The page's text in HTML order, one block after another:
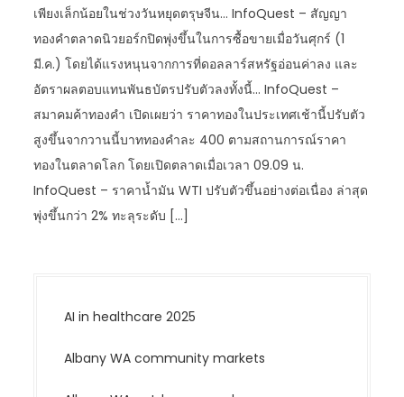
เพียงเล็กน้อยในช่วงวันหยุดตรุษจีน… InfoQuest – สัญญา
ทองคำตลาดนิวยอร์กปิดพุ่งขึ้นในการซื้อขายเมื่อวันศุกร์ (1
มี.ค.) โดยได้แรงหนุนจากการที่ดอลลาร์สหรัฐอ่อนค่าลง และ
อัตราผลตอบแทนพันธบัตรปรับตัวลงทั้งนี้… InfoQuest –
สมาคมค้าทองคำ เปิดเผยว่า ราคาทองในประเทศเช้านี้ปรับตัว
สูงขึ้นจากวานนี้บาททองคำละ 400 ตามสถานการณ์ราคา
ทองในตลาดโลก โดยเปิดตลาดเมื่อเวลา 09.09 น.
InfoQuest – ราคาน้ำมัน WTI ปรับตัวขึ้นอย่างต่อเนื่อง ล่าสุด
พุ่งขึ้นกว่า 2% ทะลุระดับ […]
AI in healthcare 2025
Albany WA community markets